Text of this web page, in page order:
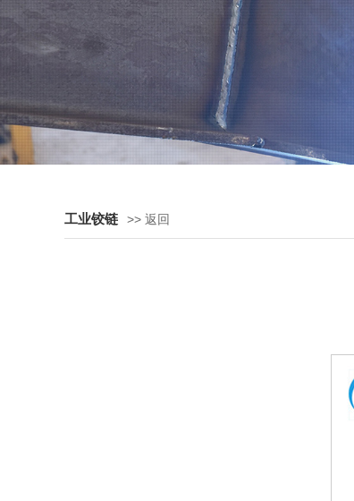
工业铰链 >> 返回